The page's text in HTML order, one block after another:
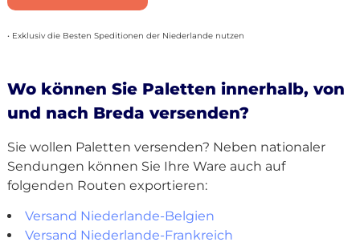
• Exklusiv die Besten Speditionen der Niederlande nutzen
Wo können Sie Paletten innerhalb, von
und nach Breda versenden?
Sie wollen Paletten versenden? Neben nationaler
Sendungen können Sie Ihre Ware auch auf
folgenden Routen exportieren:
Versand Niederlande-Belgien
Versand Niederlande-Frankreich